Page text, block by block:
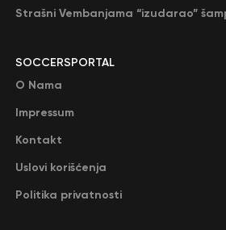
SOCCERSPORTAL
O Nama
Impressum
Kontakt
Uslovi korišćenja
Politika privatnosti